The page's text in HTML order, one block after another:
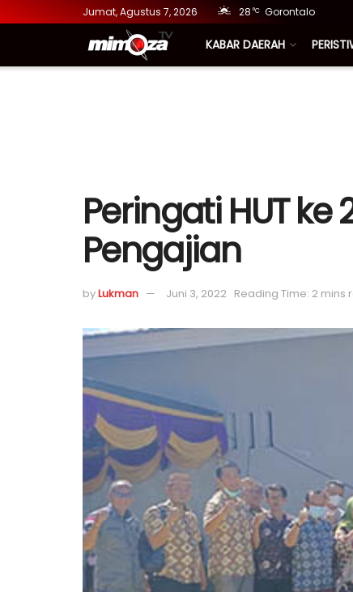
Jumat, Agustus 7, 2026 28 °C Gorontalo
KABAR DAERAH
Peringati HUT
Pengajian
byLukman Juni 3, 2022 Reading Time: 2 mins